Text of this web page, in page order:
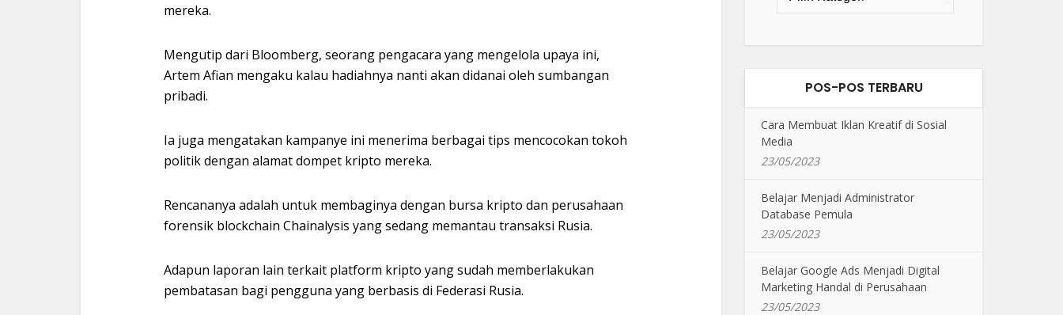
mereka.
Mengutip dari Bloomberg, seorang pengacara yang mengelola upaya ini,
Artem Afian mengaku kalau hadiahnya nanti akan didanai oleh sumbangan
pribadi.
Ia juga mengatakan kampanye ini menerima berbagai tips mencocokan tokoh
politik dengan alamat dompet kripto mereka.
Rencananya adalah untuk membaginya dengan bursa kripto dan perusahaan
forensik blockchain Chainalysis yang sedang memantau transaksi Rusia.
Adapun laporan lain terkait platform kripto yang sudah memberlakukan
pembatasan bagi pengguna yang berbasis di Federasi Rusia.
POS-POS TERBARU
Cara Membuat Iklan Kreatif di Sosial
Media
23/05/2023
Belajar Menjadi Administrator
Database Pemula
23/05/2023
Belajar Google Ads Menjadi Digital
Marketing Handal di Perusahaan
23/05/2023